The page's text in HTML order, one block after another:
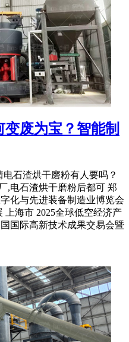
废为宝？智能制
石渣烘干磨粉有人要吗？
,电石渣烘干磨粉后都可 郑
化与先进装备制造业博览会
上海市 2025全球低空经济产
国际高新技术成果交易会暨